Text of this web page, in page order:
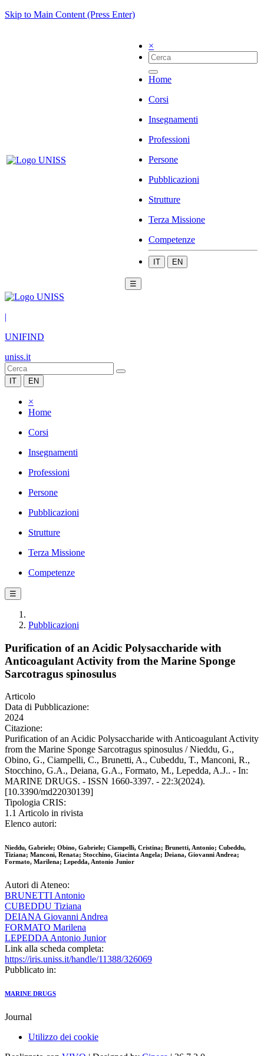
Skip to Main Content (Press Enter)
×
Home
Corsi
Insegnamenti
Professioni
Persone
Pubblicazioni
Strutture
Terza Missione
Competenze
IT EN
☰
|
UNIFIND
uniss.it
IT EN
×
Home
Corsi
Insegnamenti
Professioni
Persone
Pubblicazioni
Strutture
Terza Missione
Competenze
☰
Pubblicazioni
Purification of an Acidic Polysaccharide with
Anticoagulant Activity from the Marine Sponge
Sarcotragus spinosulus
Articolo
Data di Pubblicazione:
2024
Citazione:
Purification of an Acidic Polysaccharide with Anticoagulant Activity
from the Marine Sponge Sarcotragus spinosulus / Nieddu, G.,
Obino, G., Ciampelli, C., Brunetti, A., Cubeddu, T., Manconi, R.,
Stocchino, G.A., Deiana, G.A., Formato, M., Lepedda, A.J.. - In:
MARINE DRUGS. - ISSN 1660-3397. - 22:3(2024).
[10.3390/md22030139]
Tipologia CRIS:
1.1 Articolo in rivista
Elenco autori:
Nieddu, Gabriele; Obino, Gabriele; Ciampelli, Cristina; Brunetti, Antonio; Cubeddu,
Tiziana; Manconi, Renata; Stocchino, Giacinta Angela; Deiana, Giovanni Andrea;
Formato, Marilena; Lepedda, Antonio Junior
Autori di Ateneo:
BRUNETTI Antonio
CUBEDDU Tiziana
DEIANA Giovanni Andrea
FORMATO Marilena
LEPEDDA Antonio Junior
Link alla scheda completa:
https://iris.uniss.it/handle/11388/326069
Pubblicato in:
MARINE DRUGS
Journal
Utilizzo dei cookie